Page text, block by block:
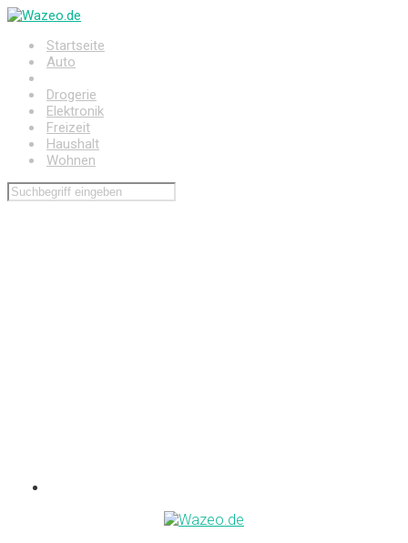
Zum
springenStartseite
Auto
Drogerie
Elektronik
Freizeit
Haushalt
Wohnen